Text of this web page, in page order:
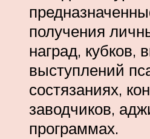
получения
наград, кубков,
выступлений
состязаниях,
заводчиков,
программах.